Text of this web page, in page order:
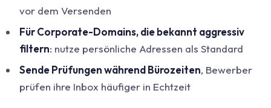
vor dem Versenden
Für Corporate-Domains, die bekannt aggressiv
filtern: nutze persönliche Adressen als Standard
Sende Prüfungen während Bürozeiten, Bewerber
prüfen ihre Inbox häufiger in Echtzeit